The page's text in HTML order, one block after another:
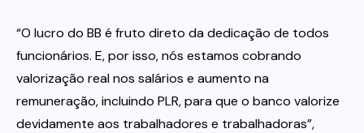
“O lucro do BB é fruto direto da dedicação de todos
funcionários. E, por isso, nós estamos cobrando
valorização real nos salários e aumento na
remuneração, incluindo PLR, para que o banco valorize
devidamente aos trabalhadores e trabalhadoras”,